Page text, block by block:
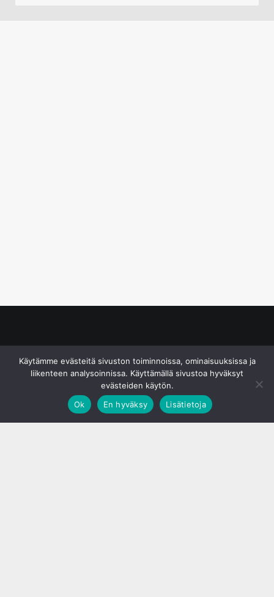
Käytämme evästeitä sivuston toiminnoissa, ominaisuuksissa ja
liikenteen analysoinnissa. Käyttämällä sivustoa hyväksyt
evästeiden käytön.
Ok
En hyväksy Lisätietoja